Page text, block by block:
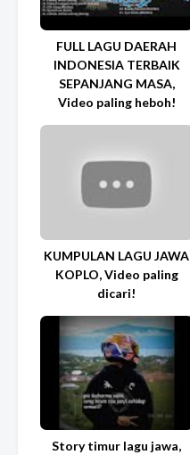
FULL LAGU DAERAH
INDONESIA TERBAIK
SEPANJANG MASA,
Video paling heboh!
KUMPULAN LAGU JAWA
KOPLO, Video paling
dicari!
Story timur lagu jawa,